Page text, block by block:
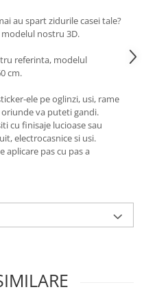
au spart zidurile casei tale?
nostru 3D.
referinta, modelul
cm.
ele pe oglinzi, usi, rame
va puteti gandi.
cu finisaje lucioase sau
electrocasnice si usi.
aplicare pas cu pas a